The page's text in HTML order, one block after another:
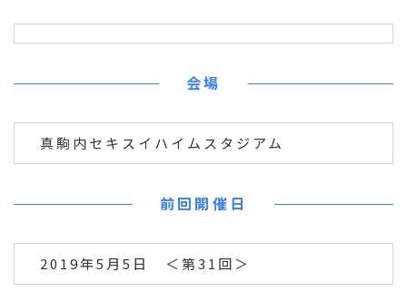
会場
真駒内セキスイハイムスタジアム
前回開催日
2019年5月5日 ＜第31回＞